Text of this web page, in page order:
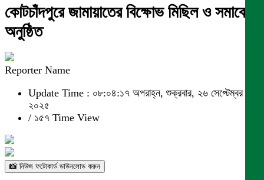
কোটচাঁদপুরে জামায়াতের বিক্ষোভ মিছিল ও সমাবেশ
অনুষ্ঠিত
Reporter Name
Update Time : ০৮:০৪:১৭ অপরাহ্ন, শুক্রবার, ২৬ সেপ্টেম্বর
২০২৫
/ ১৫৭ Time View
📸 নিউজ ফটোকার্ড ডাউনলোড করুন